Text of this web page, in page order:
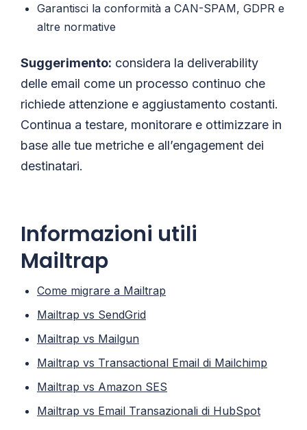
Garantisci la conformità a CAN-SPAM, GDPR e
altre normative
Suggerimento: considera la deliverability
delle email come un processo continuo che
richiede attenzione e aggiustamento costanti.
Continua a testare, monitorare e ottimizzare in
base alle tue metriche e all’engagement dei
destinatari.
Informazioni utili
Mailtrap
Come migrare a Mailtrap
Mailtrap vs SendGrid
Mailtrap vs Mailgun
Mailtrap vs Transactional Email di Mailchimp
Mailtrap vs Amazon SES
Mailtrap vs Email Transazionali di HubSpot